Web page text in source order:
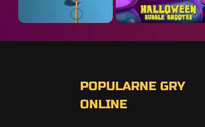
POPULARNE GRY
ONLINE